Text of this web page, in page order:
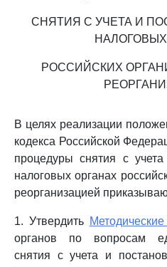
СНЯТИЯ С УЧЕТА И
РОССИЙСКИХ
В целях реализации
кодекса Российской
процедуры снятия с
налоговых органах
реорганизацией
1. Утвердить
органов по вопросам
снятия с учета и